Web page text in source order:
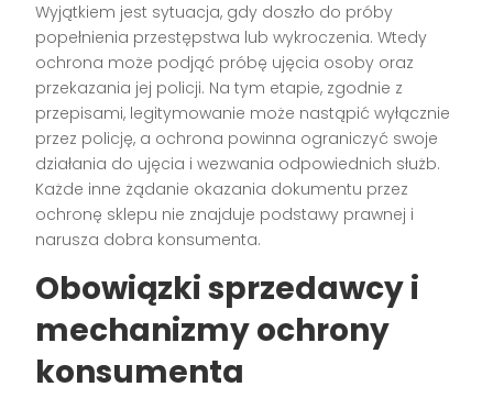
Wyjątkiem jest sytuacja, gdy doszło do próby
popełnienia przestępstwa lub wykroczenia. Wtedy
ochrona może podjąć próbę ujęcia osoby oraz
przekazania jej policji. Na tym etapie, zgodnie z
przepisami, legitymowanie może nastąpić wyłącznie
przez policję, a ochrona powinna ograniczyć swoje
działania do ujęcia i wezwania odpowiednich służb.
Każde inne żądanie okazania dokumentu przez
ochronę sklepu nie znajduje podstawy prawnej i
narusza dobra konsumenta.
Obowiązki sprzedawcy i
mechanizmy ochrony
konsumenta